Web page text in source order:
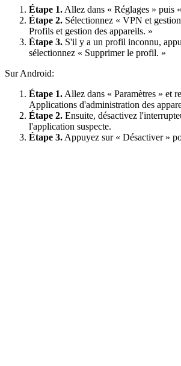
Étape 1. Allez dans « Réglages » puis
Étape 2. Sélectionnez « VPN et
Profils et gestion des appareils. »
Étape 3. S'il y a un profil inconnu,
sélectionnez « Supprimer le profil. »
Sur Android:
Étape 1. Allez dans « Paramètres » et
Applications d'administration des
Étape 2. Ensuite, désactivez
l'application suspecte.
Étape 3. Appuyez sur « Désactiver »